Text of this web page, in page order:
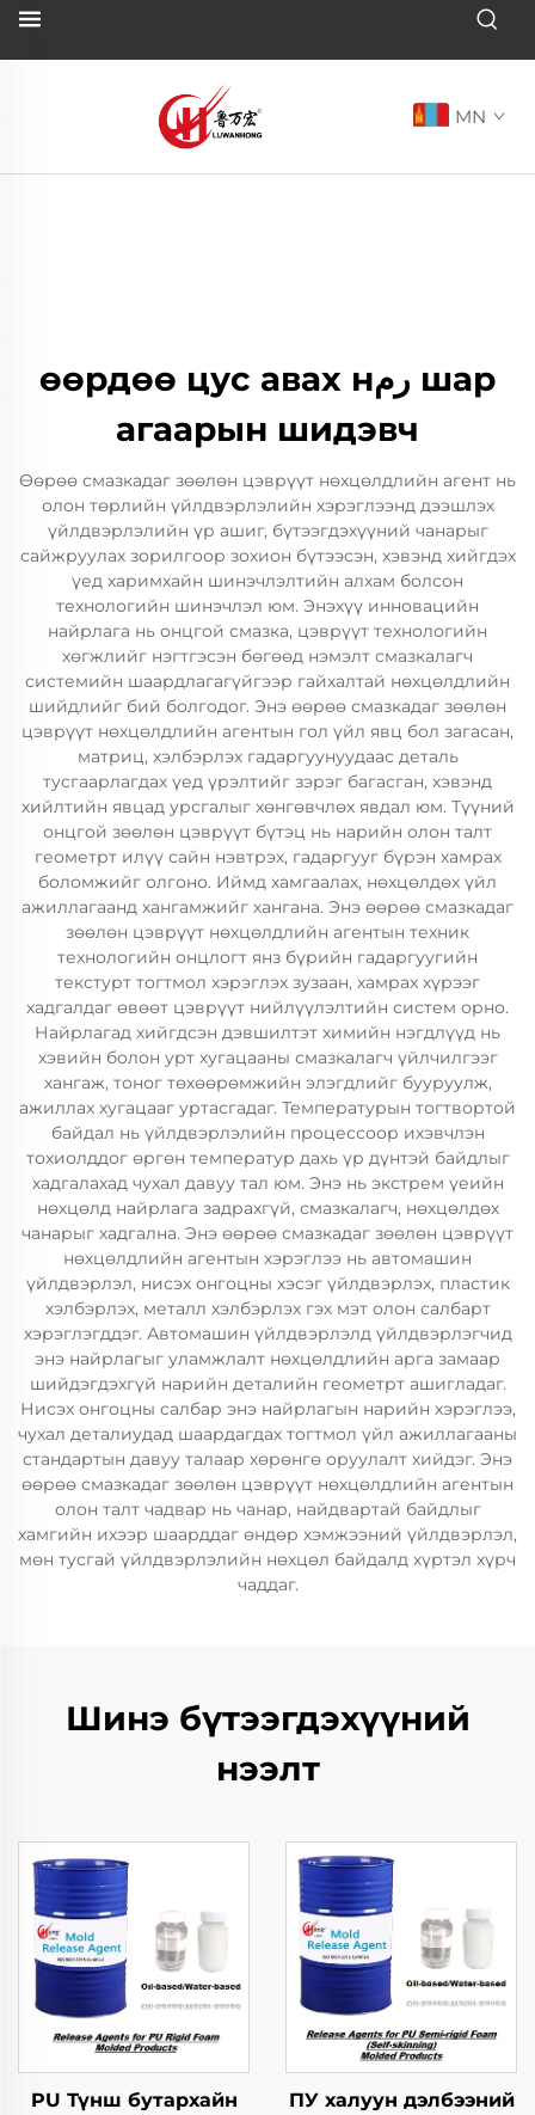
MN
өөрдөө цус авах нرم шар
агаарын шидэвч
Өөрөө смазкадаг зөөлөн цэврүүт нөхцөлдлийн агент нь
олон төрлийн үйлдвэрлэлийн хэрэглээнд дээшлэх
үйлдвэрлэлийн үр ашиг, бүтээгдэхүүний чанарыг
сайжруулах зорилгоор зохион бүтээсэн, хэвэнд хийгдэх
үед харимхайн шинэчлэлтийн алхам болсон
технологийн шинэчлэл юм. Энэхүү инновацийн
найрлага нь онцгой смазка, цэврүүт технологийн
хөгжлийг нэгтгэсэн бөгөөд нэмэлт смазкалагч
системийн шаардлагагүйгээр гайхалтай нөхцөлдлийн
шийдлийг бий болгодог. Энэ өөрөө смазкадаг зөөлөн
цэврүүт нөхцөлдлийн агентын гол үйл явц бол загасан,
матриц, хэлбэрлэх гадаргуунуудаас деталь
тусгаарлагдах үед үрэлтийг зэрэг багасган, хэвэнд
хийлтийн явцад урсгалыг хөнгөвчлөх явдал юм. Түүний
онцгой зөөлөн цэврүүт бүтэц нь нарийн олон талт
геометрт илүү сайн нэвтрэх, гадаргууг бүрэн хамрах
боломжийг олгоно. Иймд хамгаалах, нөхцөлдөх үйл
ажиллагаанд хангамжийг хангана. Энэ өөрөө смазкадаг
зөөлөн цэврүүт нөхцөлдлийн агентын техник
технологийн онцлогт янз бүрийн гадаргуугийн
текстурт тогтмол хэрэглэх зузаан, хамрах хүрээг
хадгалдаг өвөөт цэврүүт нийлүүлэлтийн систем орно.
Найрлагад хийгдсэн дэвшилтэт химийн нэгдлүүд нь
хэвийн болон урт хугацааны смазкалагч үйлчилгээг
хангаж, тоног төхөөрөмжийн элэгдлийг бууруулж,
ажиллах хугацааг уртасгадаг. Температурын тогтвортой
байдал нь үйлдвэрлэлийн процессоор ихэвчлэн
тохиолддог өргөн температур дахь үр дүнтэй байдлыг
хадгалахад чухал давуу тал юм. Энэ нь экстрем үеийн
нөхцөлд найрлага задрахгүй, смазкалагч, нөхцөлдөх
чанарыг хадгална. Энэ өөрөө смазкадаг зөөлөн цэврүүт
нөхцөлдлийн агентын хэрэглээ нь автомашин
үйлдвэрлэл, нисэх онгоцны хэсэг үйлдвэрлэх, пластик
хэлбэрлэх, металл хэлбэрлэх гэх мэт олон салбарт
хэрэглэгддэг. Автомашин үйлдвэрлэлд үйлдвэрлэгчид
энэ найрлагыг уламжлалт нөхцөлдлийн арга замаар
шийдэгдэхгүй нарийн деталийн геометрт ашигладаг.
Нисэх онгоцны салбар энэ найрлагын нарийн хэрэглээ,
чухал деталиудад шаардагдах тогтмол үйл ажиллагааны
стандартын давуу талаар хөрөнгө оруулалт хийдэг. Энэ
өөрөө смазкадаг зөөлөн цэврүүт нөхцөлдлийн агентын
олон талт чадвар нь чанар, найдвартай байдлыг
хамгийн ихээр шаарддаг өндөр хэмжээний үйлдвэрлэл,
мөн тусгай үйлдвэрлэлийн нөхцөл байдалд хүртэл хүрч
чаддаг.
Шинэ бүтээгдэхүүний
нээлт
PU Түнш бутархайн
ПУ халуун дэлбээний